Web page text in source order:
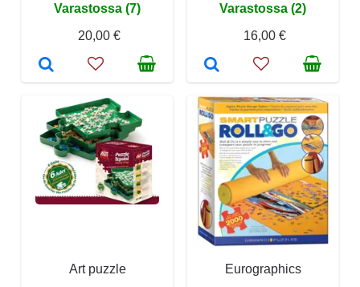
Varastossa (7)
20,00 €
Varastossa (2)
16,00 €
Art puzzle
Eurographics